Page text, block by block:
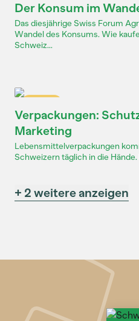
Der Konsum im
Das diesjährige Swiss Forum
Wandel des Konsums. Wie
Schweiz...
Verpackungen:
Marketing
Lebensmittelverpackungen
Schweizern täglich in die
+ 2 weitere anzeigen